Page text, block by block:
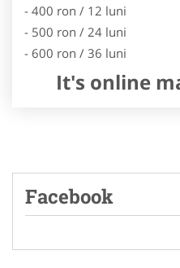
- 400 ron / 12 luni
- 500 ron / 24 luni
- 600 ron / 36 luni
It's online
Facebook